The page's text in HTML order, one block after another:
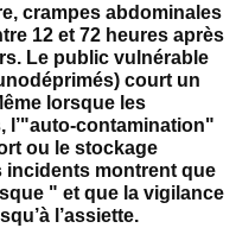
crampes abdominales
12 et 72 heures après
Le public vulnérable
court un
lorsque les
l’"auto-contamination"
ou le stockage
incidents montrent que
" et que la vigilance
l’assiette.